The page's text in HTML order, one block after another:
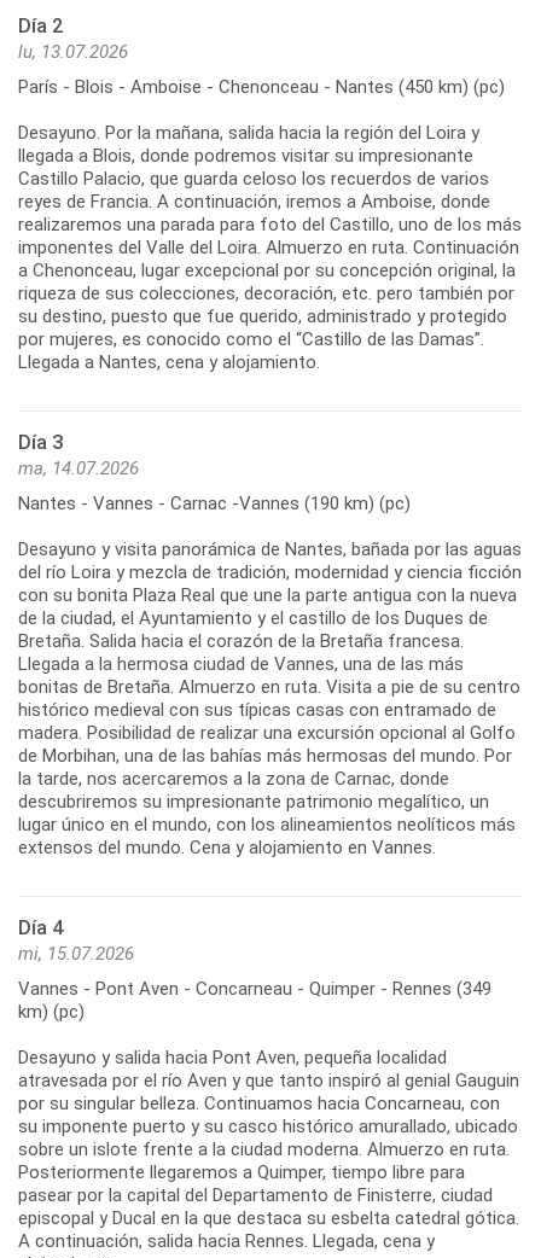
Día 2
lu, 13.07.2026
París - Blois - Amboise - Chenonceau - Nantes (450 km) (pc)
Desayuno. Por la mañana, salida hacia la región del Loira y
llegada a Blois, donde podremos visitar su impresionante
Castillo Palacio, que guarda celoso los recuerdos de varios
reyes de Francia. A continuación, iremos a Amboise, donde
realizaremos una parada para foto del Castillo, uno de los más
imponentes del Valle del Loira. Almuerzo en ruta. Continuación
a Chenonceau, lugar excepcional por su concepción original, la
riqueza de sus colecciones, decoración, etc. pero también por
su destino, puesto que fue querido, administrado y protegido
por mujeres, es conocido como el “Castillo de las Damas”.
Día 3
ma, 14.07.2026
Nantes - Vannes - Carnac -Vannes (190 km) (pc)
Desayuno y visita panorámica de Nantes, bañada por las aguas
del río Loira y mezcla de tradición, modernidad y ciencia ficción
con su bonita Plaza Real que une la parte antigua con la nueva
de la ciudad, el Ayuntamiento y el castillo de los Duques de
Bretaña. Salida hacia el corazón de la Bretaña francesa.
Llegada a la hermosa ciudad de Vannes, una de las más
bonitas de Bretaña. Almuerzo en ruta. Visita a pie de su centro
histórico medieval con sus típicas casas con entramado de
madera. Posibilidad de realizar una excursión opcional al Golfo
de Morbihan, una de las bahías más hermosas del mundo. Por
la tarde, nos acercaremos a la zona de Carnac, donde
descubriremos su impresionante patrimonio megalítico, un
lugar único en el mundo, con los alineamientos neolíticos más
Día 4
mi, 15.07.2026
Vannes - Pont Aven - Concarneau - Quimper - Rennes (349
km) (pc)
Desayuno y salida hacia Pont Aven, pequeña localidad
atravesada por el río Aven y que tanto inspiró al genial Gauguin
por su singular belleza. Continuamos hacia Concarneau, con
su imponente puerto y su casco histórico amurallado, ubicado
sobre un islote frente a la ciudad moderna. Almuerzo en ruta.
Posteriormente llegaremos a Quimper, tiempo libre para
pasear por la capital del Departamento de Finisterre, ciudad
episcopal y Ducal en la que destaca su esbelta catedral gótica.
A continuación, salida hacia Rennes. Llegada, cena y